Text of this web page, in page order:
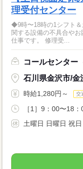
理受付センター
◆9時〜18時の1シフト＆土
関する設備の不具合や
仕事です。 修理受...
コールセンター
石川県金沢市/金
時給1,280円～ 交
［1］9：00〜18
土曜日 日曜日 祝日